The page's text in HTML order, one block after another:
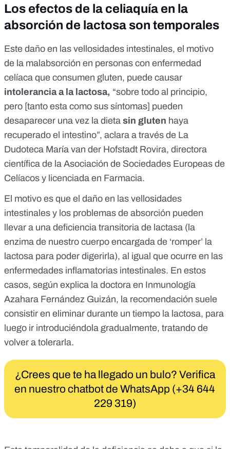
Los efectos de la celiaquía en la
absorción de lactosa son temporales
Este daño en las vellosidades intestinales, el motivo
de la malabsorción en personas con enfermedad
celíaca que consumen gluten, puede causar
intolerancia a la lactosa, “sobre todo al principio,
pero [tanto esta como sus síntomas] pueden
desaparecer una vez la dieta sin gluten haya
recuperado el intestino”, aclara a través de La
Dudoteca María van der Hofstadt Rovira, directora
científica de la Asociación de Sociedades Europeas de
Celíacos y licenciada en Farmacia.
El motivo es que el daño en las vellosidades
intestinales y los problemas de absorción pueden
llevar a una deficiencia transitoria de lactasa (la
enzima de nuestro cuerpo encargada de ‘romper’ la
lactosa para poder digerirla), al igual que ocurre en las
enfermedades inflamatorias intestinales. En estos
casos, según explica la doctora en Inmunología
Azahara Fernández Guizán, la recomendación suele
consistir en eliminar durante un tiempo la lactosa, para
luego ir introduciéndola gradualmente, tratando de
volver a tolerarla.
¿Crees que te ha llegado un bulo? Verifica
en nuestro chatbot de WhatsApp (+34 644
229 319)